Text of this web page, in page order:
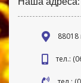
тел.: